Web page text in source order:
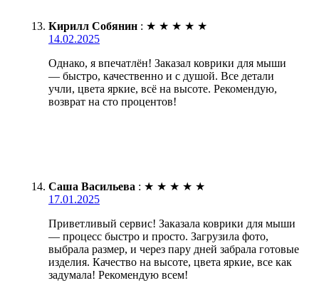
Кирилл Собянин : ★ ★ ★ ★ ★
14.02.2025
Однако, я впечатлён! Заказал коврики для мыши
— быстро, качественно и с душой. Все детали
учли, цвета яркие, всё на высоте. Рекомендую,
возврат на сто процентов!
Саша Васильева : ★ ★ ★ ★ ★
17.01.2025
Приветливый сервис! Заказала коврики для мыши
— процесс быстро и просто. Загрузила фото,
выбрала размер, и через пару дней забрала готовые
изделия. Качество на высоте, цвета яркие, все как
задумала! Рекомендую всем!